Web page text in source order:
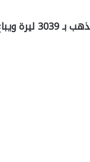
3076 ليرة.